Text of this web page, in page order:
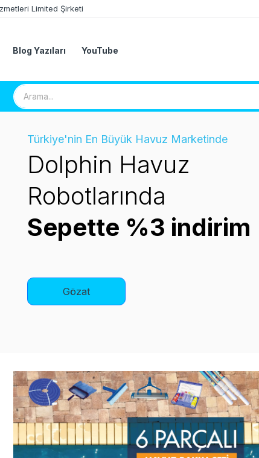
Limited Şirketi
Blog Yazıları YouTube
Türkiye'nin En Büyük Havuz Marketinde
Tuz Klor
Jeneratörlerinde
Sepette %3 indirim
Gözat